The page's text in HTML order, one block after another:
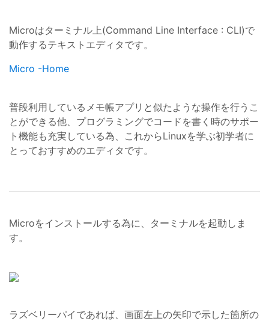
Microはターミナル上(Command Line Interface : CLI)で
動作するテキストエディタです。
Micro -Home
普段利用しているメモ帳アプリと似たような操作を行うこ
とができる他、プログラミングでコードを書く時のサポー
ト機能も充実している為、これからLinuxを学ぶ初学者に
とっておすすめのエディタです。
Microをインストールする為に、ターミナルを起動しま
す。
ラズベリーパイであれば、画面左上の矢印で示した箇所の